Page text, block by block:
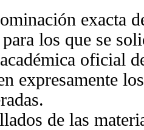
exacta
los que se
oficial
expresamente
de las